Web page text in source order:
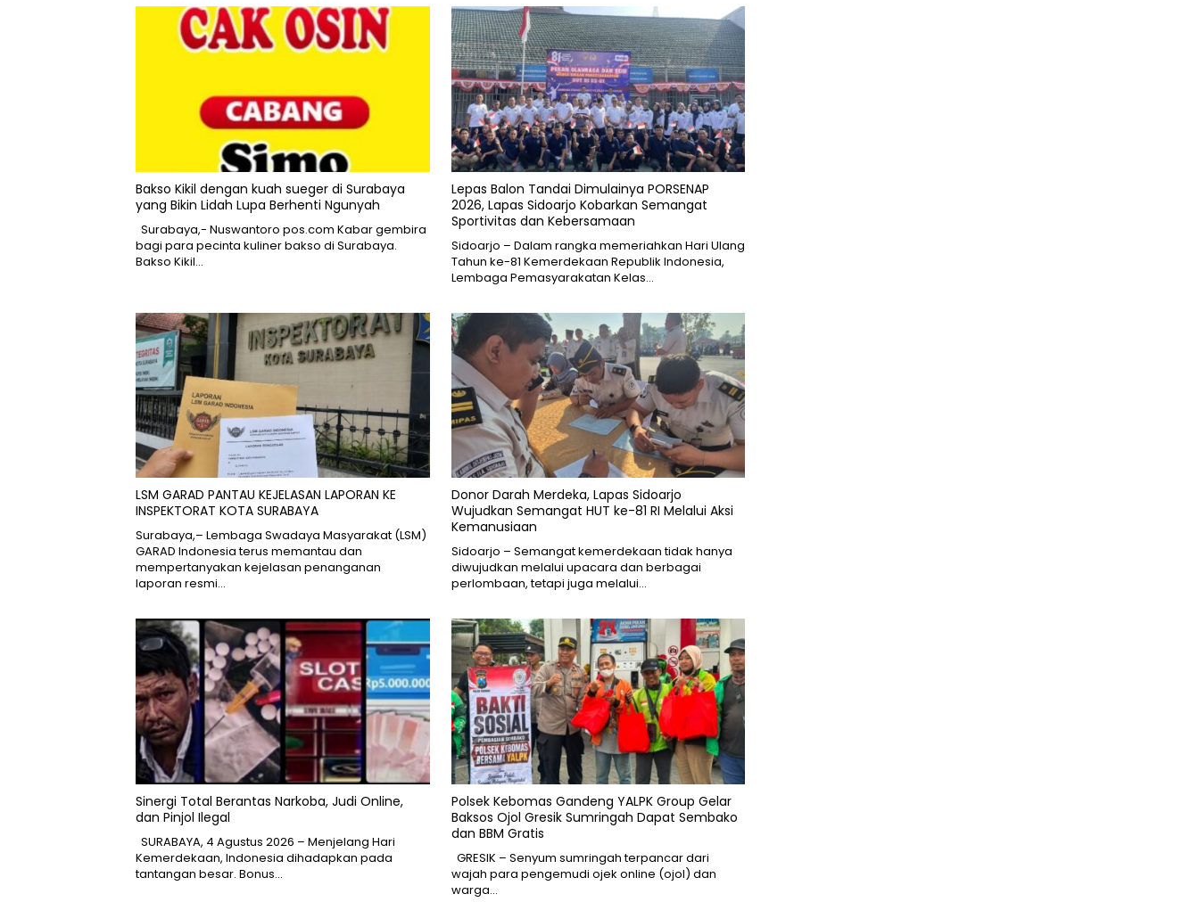
Bakso Kikil dengan kuah sueger di Surabaya
yang Bikin Lidah Lupa Berhenti Ngunyah
Surabaya,- Nuswantoro pos.com Kabar gembira
bagi para pecinta kuliner bakso di Surabaya.
Bakso Kikil…
Lepas Balon Tandai Dimulainya PORSENAP
2026, Lapas Sidoarjo Kobarkan Semangat
Sportivitas dan Kebersamaan
Sidoarjo – Dalam rangka memeriahkan Hari Ulang
Tahun ke-81 Kemerdekaan Republik Indonesia,
Lembaga Pemasyarakatan Kelas…
LSM GARAD PANTAU KEJELASAN LAPORAN KE
INSPEKTORAT KOTA SURABAYA
Surabaya,– Lembaga Swadaya Masyarakat (LSM)
GARAD Indonesia terus memantau dan
mempertanyakan kejelasan penanganan
laporan resmi…
Donor Darah Merdeka, Lapas Sidoarjo
Wujudkan Semangat HUT ke-81 RI Melalui Aksi
Kemanusiaan
Sidoarjo – Semangat kemerdekaan tidak hanya
diwujudkan melalui upacara dan berbagai
perlombaan, tetapi juga melalui…
Sinergi Total Berantas Narkoba, Judi Online,
dan Pinjol Ilegal
SURABAYA, 4 Agustus 2026 – Menjelang Hari
Kemerdekaan, Indonesia dihadapkan pada
tantangan besar. Bonus…
Polsek Kebomas Gandeng YALPK Group Gelar
Baksos Ojol Gresik Sumringah Dapat Sembako
dan BBM Gratis
GRESIK – Senyum sumringah terpancar dari
wajah para pengemudi ojek online (ojol) dan
warga…